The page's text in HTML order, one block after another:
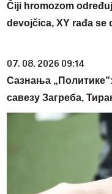
Čiji hromozom
devojčica, XY rađa se
07. 08. 2026 09:14
Сазнања
савезу Загреба,